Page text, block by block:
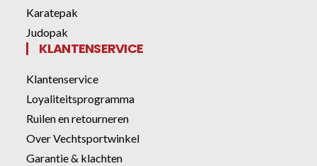
Karatepak
Judopak
KLANTENSERVICE
Klantenservice
Loyaliteitsprogramma
Ruilen en retourneren
Over Vechtsportwinkel
Garantie & klachten